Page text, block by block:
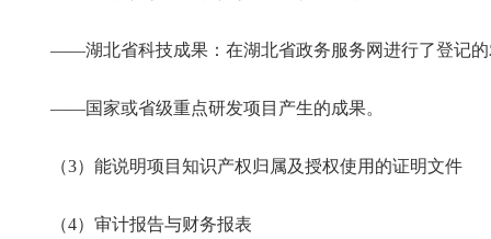
——湖北省科技成果：在湖北省政务服务网进行了登记
——国家或省级重点研发项目产生的成果。
（3）能说明项目知识产权归属及授权使用的证明文件
（4）审计报告与财务报表